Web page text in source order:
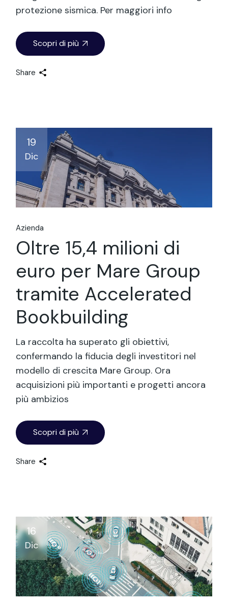
protezione sismica. Per maggiori info
Scopri di più
Share
19
Dic
Azienda
Oltre 15,4 milioni di
euro per Mare Group
tramite Accelerated
Bookbuilding
La raccolta ha superato gli obiettivi,
confermando la fiducia degli investitori nel
modello di crescita Mare Group. Ora
acquisizioni più importanti e progetti ancora
più ambizios
Scopri di più
Share
16
Dic